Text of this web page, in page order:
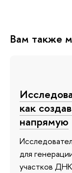
Вам также
как
напрямую
для
участков